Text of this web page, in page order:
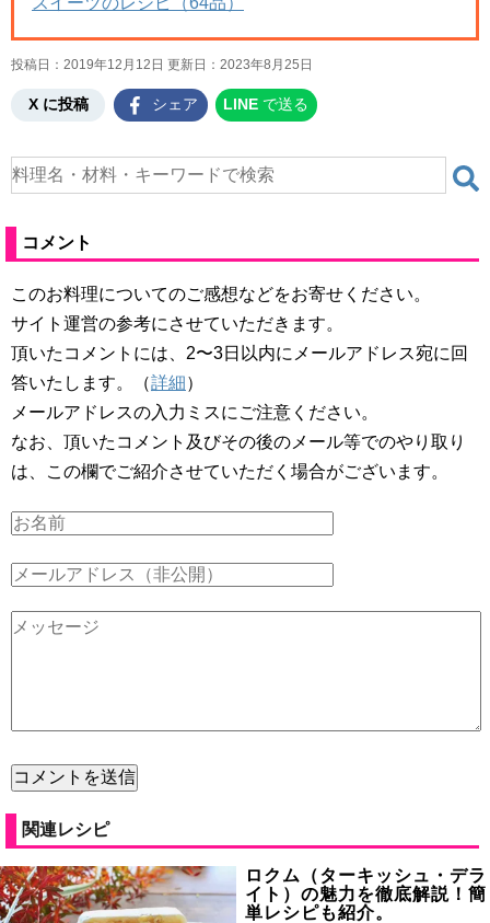
投稿日：2019年12月12日 更新日： 2023年8月25日
X に投稿 シェア LINE で送る
コメント
このお料理についてのご感想などをお寄せください。
サイト運営の参考にさせていただきます。
頂いたコメントには、2〜3日以内にメールアドレス宛に回
答いたします。（詳細）
メールアドレスの入力ミスにご注意ください。
なお、頂いたコメント及びその後のメール等でのやり取り
は、この欄でご紹介させていただく場合がございます。
関連レシピ
ロクム（ターキッシュ・デラ
イト）の魅力を徹底解説！簡
単レシピも紹介。